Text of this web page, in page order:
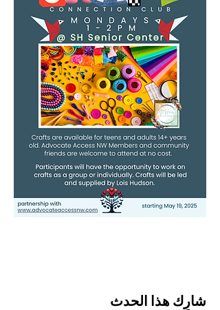
شارِك هذا الحدث